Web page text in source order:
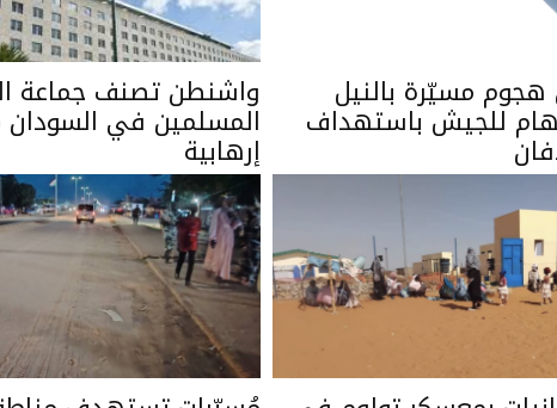
9 في هجوم مسيّرة بالنيل
للجيش باستهداف
واشنطن تصنف جماعة
المسلمين في
إرهابية